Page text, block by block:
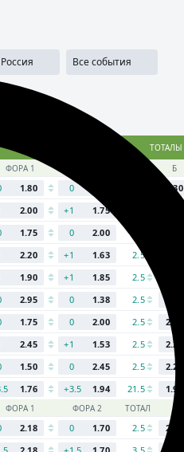
лояльности
Россия Все события
ТОТАЛЫ
ФОРА 1 Б
1.80 0 2.30
2.00 +1 1.75
1.75 0 2.00
2.20 +1 1.63 2.5
1.90 +1 1.85 2.5
2.95 0 1.38 2.5
1.75 0 2.00 2.5 2.20
2.45 +1 1.53 2.5 2.25
1.50 0 2.45 2.5 2.25
1.76 +3.5 1.94 21.5 1.93
ФОРА 1 ФОРА 2 ТОТАЛ Б
2.18 0 1.70 2.5 2.35
2.18 +1.5 1.70 3.5